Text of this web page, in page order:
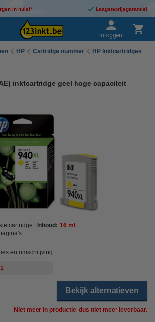
in huis!* Laagsteprijsgarantie!
Inloggen
HP Cartridge nummer
HP Inktcartridges
inktcartridge geel hoge capaciteit
Inhoud: 16 ml
en omschrijving
Bekijk alternatieven
Niet meer in productie, dus niet meer leverbaar.